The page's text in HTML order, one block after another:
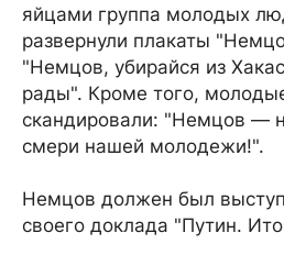
яйцами группа молодых
развернули плакаты
"Немцов, убирайся из
рады". Кроме того,
скандировали: "Немцов —
смери нашей молодежи!".
Немцов должен был
своего доклада "Путин.